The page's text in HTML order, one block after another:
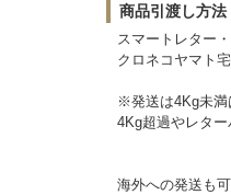
商品引渡し方法
スマートレター
クロネコヤマト
※発送は4Kg未満
4Kg超過やレター
海外への発送も